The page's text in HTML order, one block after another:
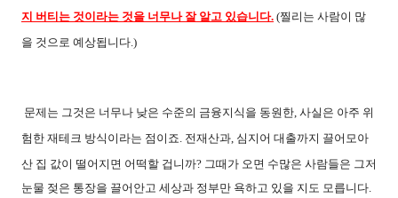
지 버티는 것이라는 것을 너무나 잘 알고 있습니다. (찔리는 사람이 많
을 것으로 예상됩니다 .)
문제는 그것은 너무나 낮은 수준의 금융지식을 동원한 사실은 아주 위
험한 재테크 방식이라는 점이죠 전재산과 심지어 대출까지 끌어모아
산 집 값이 떨어지면 어떡할 겁니까? 그때가 오면 수많은 사람들은 그저
눈물 젖은 통장을 끌어안고 세상과 정부만 욕하고 있을 지도 모릅니다